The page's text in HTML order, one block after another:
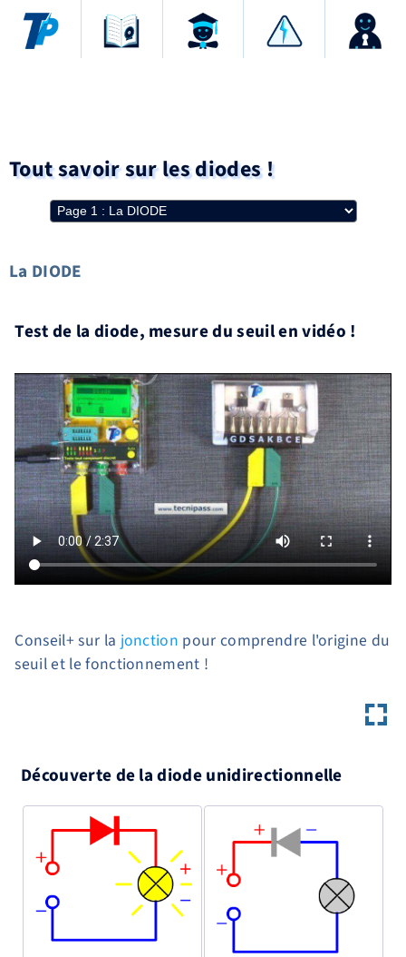
Tout savoir sur les diodes !
La DIODE
Test de la diode, mesure du seuil en vidéo !
Conseil+ sur la jonction pour comprendre l'origine du
seuil et le fonctionnement !
Découverte de la diode unidirectionnelle